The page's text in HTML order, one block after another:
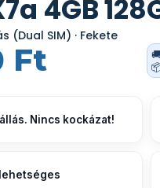
4GB
(Dual SIM) · Fekete
Ft
Nincs kockázat!